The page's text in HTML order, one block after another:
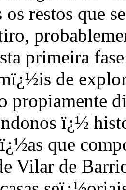
restos que
primeira
de
propiamente
ï¿½
que
Vilar de